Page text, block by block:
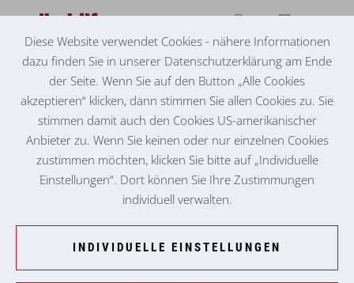
SENIORENZENTRUM EISENERZ
AUSFLUG ZUM LEOPOLDSTEINER SEE
Diese Website verwendet Cookies - nähere Informationen
dazu finden Sie in unserer Datenschutzerklärung am Ende
der Seite. Wenn Sie auf den Button „Alle Cookies
akzeptieren“ klicken, dann stimmen Sie allen Cookies zu. Sie
stimmen damit auch den Cookies US-amerikanischer
Anbieter zu. Wenn Sie keinen oder nur einzelnen Cookies
zustimmen möchten, klicken Sie bitte auf „Individuelle
Einstellungen“. Dort können Sie Ihre Zustimmungen
individuell verwalten.
INDIVIDUELLE EINSTELLUNGEN